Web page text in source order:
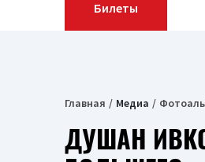
Билеты
Главная Медиа
ДУШАН